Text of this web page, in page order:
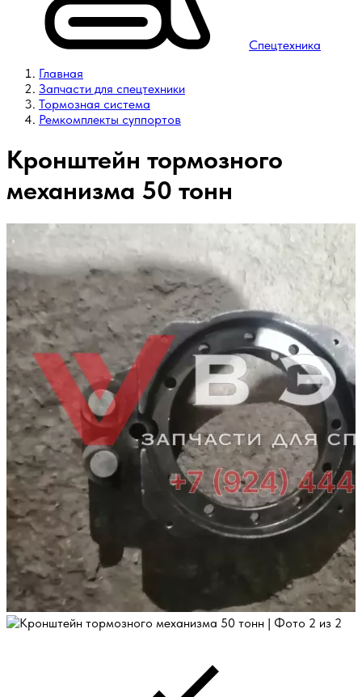
Спецтехника
Главная
Запчасти для спецтехники
Тормозная система
Ремкомплекты суппортов
Кронштейн тормозного
механизма 50 тонн